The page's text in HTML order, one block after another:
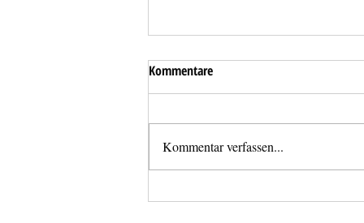
Kommentare
Kommentar verfassen...